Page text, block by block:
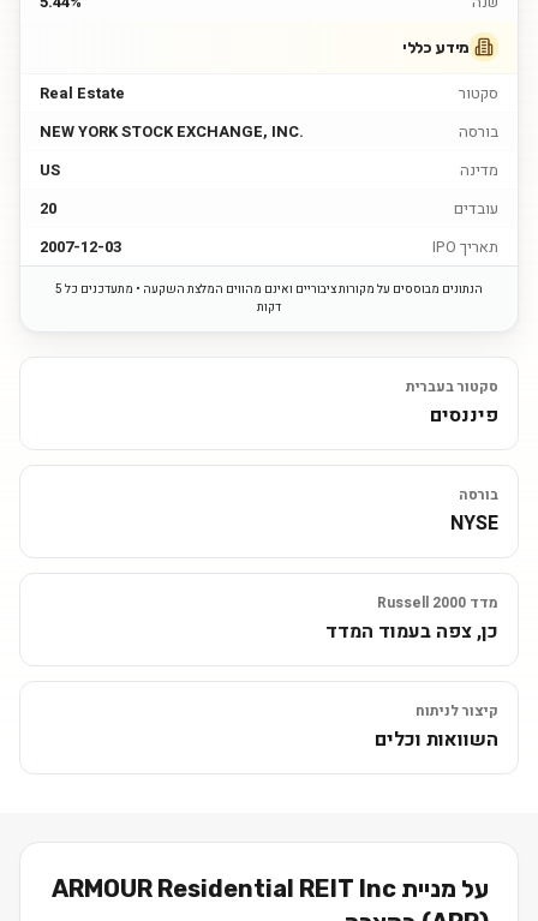
מידע כללי
סקטור
Real Estate
בורסה
NEW YORK STOCK EXCHANGE, INC.
מדינה
US
עובדים
20
תאריך IPO
2007-12-03
הנתונים מבוססים על מקורות ציבוריים ואינם מהווים המלצת השקעה • מתעדכנים כל 5
דקות
סקטור בעברית
פיננסים
בורסה
NYSE
מדד Russell 2000
כן, צפה בעמוד המדד
קיצור לניתוח
השוואות וכלים
על מניית ARMOUR Residential REIT Inc